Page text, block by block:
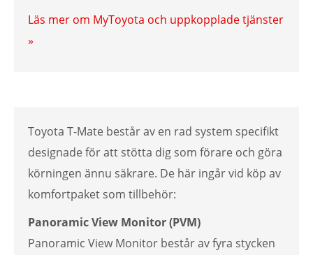
Läs mer om MyToyota och uppkopplade tjänster
»
Toyota T-Mate består av en rad system specifikt
designade för att stötta dig som förare och göra
körningen ännu säkrare. De här ingår vid köp av
komfortpaket som tillbehör:
Panoramic View Monitor (PVM)
Panoramic View Monitor består av fyra stycken